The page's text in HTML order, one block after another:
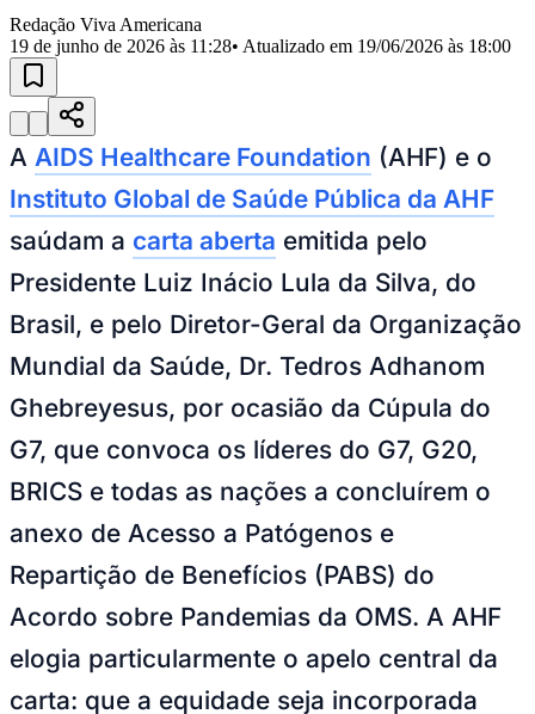
Obras
Educação
Bairros de Americana
CentroJardim Girassol
Namorados
ZanagaMathiensenCariobinha Zanaga Fraron
Jardim
PaulistanoQuilombo
Para Sua Empresa
Anuncie no Portal
Guia de Empresas
Divulgar VagasNovo
Publicidade Legal
Hub de Negócios
Guia Comercial
Selo Verificado
Portal Educacional
Agenda de Vestibulares
Vagas de Emprego
Concursos
Panorama Econômico
Panorama Econômico
Para Sua Empresa
Anuncie no Portal
Verificar Empresa
Anunciar VagasNovo
Publicidade Legal
Redação Viva Americana
19 de junho de 2026 às 11:28• Atualizado em 19/06/2026 às 18:00
A AIDS Healthcare Foundation (AHF) e o
Instituto Global de Saúde Pública da AHF
saúdam a carta aberta emitida pelo
Presidente Luiz Inácio Lula da Silva, do
Brasil, e pelo Diretor-Geral da Organização
Mundial da Saúde, Dr. Tedros Adhanom
Ghebreyesus, por ocasião da Cúpula do
G7, que convoca os líderes do G7, G20,
BRICS e todas as nações a concluírem o
anexo de Acesso a Patógenos e
Repartição de Benefícios (PABS) do
Acordo sobre Pandemias da OMS. A AHF
elogia particularmente o apelo central da
carta: que a equidade seja incorporada